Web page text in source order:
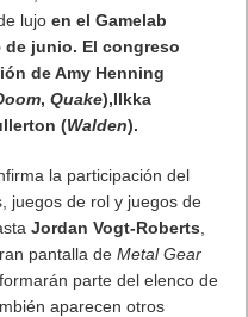
en la primera
juego de disparos
People Can Fly y
a fines de 2020 para
5, Xbox One y
deSquare
territorio hostil deFirst
un camión que
la señal. Este gameplay